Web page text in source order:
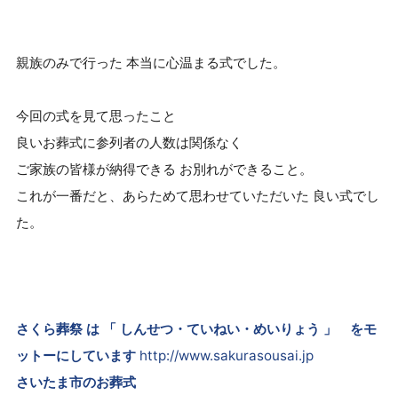
親族のみで行った 本当に心温まる式でした。
今回の式を見て思ったこと
良いお葬式に参列者の人数は関係なく
ご家族の皆様が納得できる お別れができること。
これが一番だと、あらためて思わせていただいた 良い式でし
た。
さくら葬祭 は 「 しんせつ・ていねい・めいりょう 」 をモ
ットーにしています http://www.sakurasousai.jp
さいたま市のお葬式